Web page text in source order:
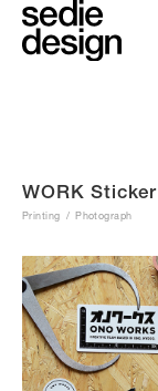
WORK Sticker
Printing Photograph